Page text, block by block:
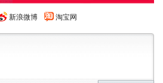
新浪微博 淘宝网